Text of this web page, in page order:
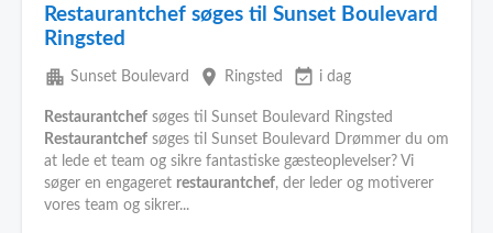
Restaurantchef søges til Sunset Boulevard
Ringsted
apartment Sunset Boulevard place Ringsted event_available i dag
Restaurantchef søges til Sunset Boulevard Ringsted
Restaurantchef søges til Sunset Boulevard Drømmer du om
at lede et team og sikre fantastiske gæsteoplevelser? Vi
søger en engageret restaurantchef, der leder og motiverer
vores team og sikrer...